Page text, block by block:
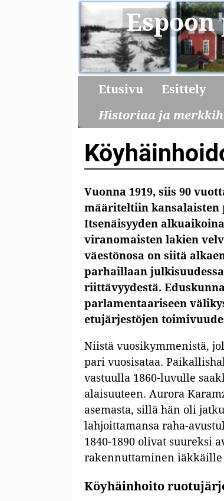
Etusivu Esittely
Historiaa ja
Vuonna 1919, siis 90
määriteltiin kansalaisten
Itsenäisyyden
viranomaisten lakien
väestönosa on siitä
parhaillaan
riittävyydestä.
parlamentaariseen
etujärjestöjen
Niistä vuosikymmenistä,
pari vuosisataa.
vastuulla 1860-luvulle
alaisuuteen. Aurora
asemasta, sillä hän oli
lahjoittamansa raha-
1840-1890 olivat suureksi
rakennuttaminen
Köyhäinhoito